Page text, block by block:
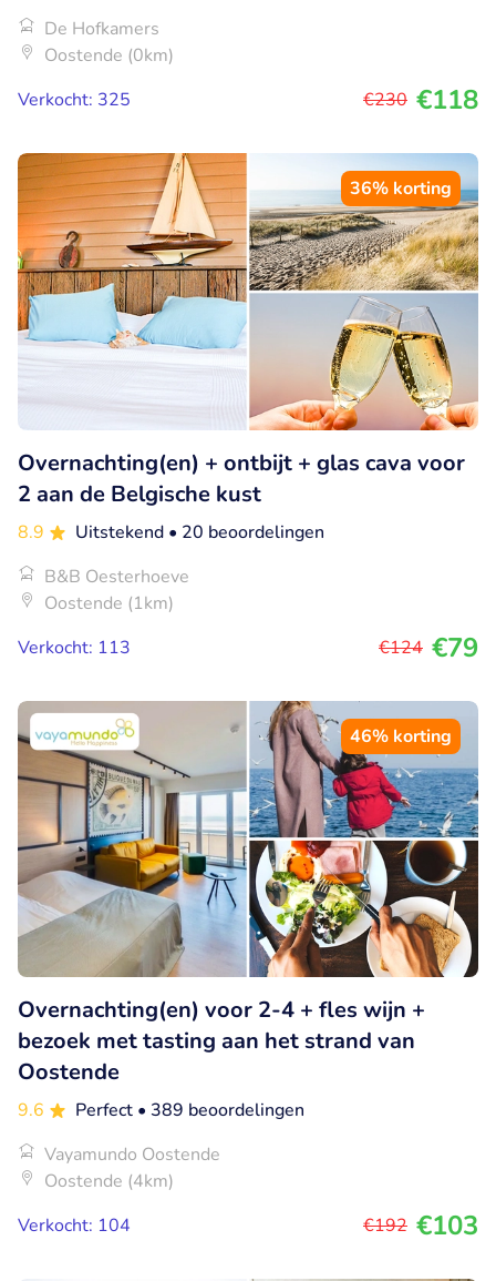
De Hofkamers
Oostende (0km)
Verkocht: 325
€230 €118
36% korting
Overnachting(en) + ontbijt + glas cava voor
2 aan de Belgische kust
8.9 Uitstekend • 20 beoordelingen
B&B Oesterhoeve
Oostende (1km)
Verkocht: 113
€124 €79
46% korting
Overnachting(en) voor 2-4 + fles wijn +
bezoek met tasting aan het strand van
Oostende
9.6 Perfect • 389 beoordelingen
Vayamundo Oostende
Oostende (4km)
Verkocht: 104
€192 €103